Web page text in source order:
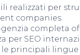
realizzati per
companies.
completa
per SEO
principali lingue